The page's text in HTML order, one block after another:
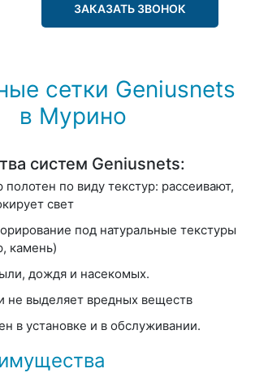
ЗАКАЗАТЬ ЗВОНОК
сетки Geniusnets
в Мурино
систем Geniusnets:
по виду текстур: рассеивают,
свет
под натуральные текстуры
камень)
дождя и насекомых.
не выделяет вредных веществ
в установке и в обслуживании.